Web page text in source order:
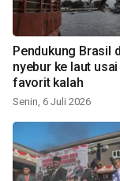
Pendukung Brasil
nyebur ke laut
favorit kalah
Senin, 6 Juli 2026